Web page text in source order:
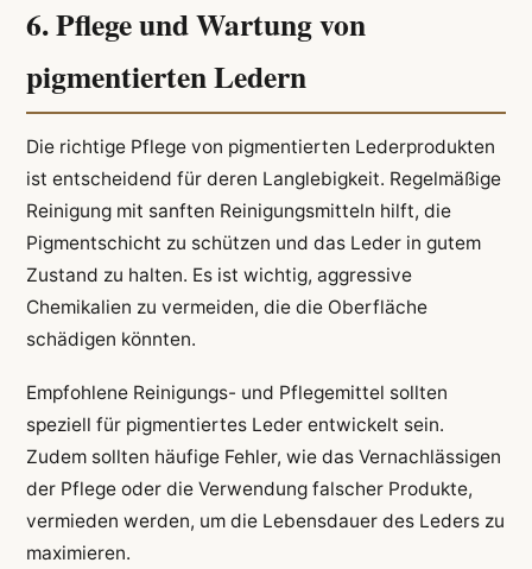
6. Pflege und Wartung von
pigmentierten Ledern
Die richtige Pflege von pigmentierten Lederprodukten
ist entscheidend für deren Langlebigkeit. Regelmäßige
Reinigung mit sanften Reinigungsmitteln hilft, die
Pigmentschicht zu schützen und das Leder in gutem
Zustand zu halten. Es ist wichtig, aggressive
Chemikalien zu vermeiden, die die Oberfläche
schädigen könnten.
Empfohlene Reinigungs- und Pflegemittel sollten
speziell für pigmentiertes Leder entwickelt sein.
Zudem sollten häufige Fehler, wie das Vernachlässigen
der Pflege oder die Verwendung falscher Produkte,
vermieden werden, um die Lebensdauer des Leders zu
maximieren.